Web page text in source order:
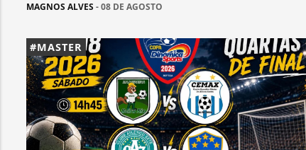
MAGNOS ALVES - 08 DE AGOSTO
#MASTER